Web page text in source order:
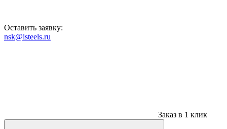
Оставить заявку:
nsk@isteels.ru
Заказ в 1 клик